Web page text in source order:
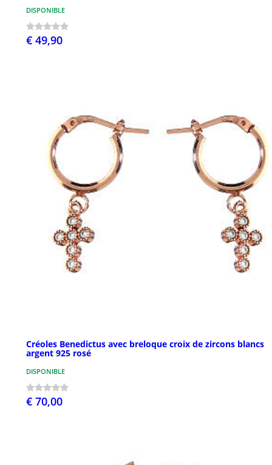
DISPONIBLE
€ 49,90
Créoles Benedictus avec breloque croix de zircons blancs
argent 925 rosé
DISPONIBLE
€ 70,00